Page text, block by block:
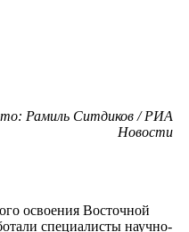
Рамиль Ситдиков / РИА
Новости
освоения Восточной
специалисты научно-